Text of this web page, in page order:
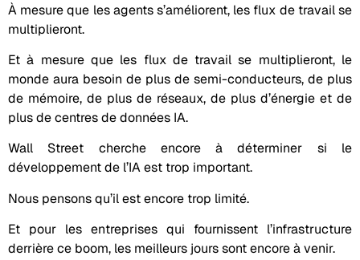
À mesure que les agents s’améliorent, les flux de travail se
multiplieront.
Et à mesure que les flux de travail se multiplieront, le
monde aura besoin de plus de semi-conducteurs, de plus
de mémoire, de plus de réseaux, de plus d’énergie et de
plus de centres de données IA.
Wall Street cherche encore à déterminer si le
développement de l’IA est trop important.
Nous pensons qu’il est encore trop limité.
Et pour les entreprises qui fournissent l’infrastructure
derrière ce boom, les meilleurs jours sont encore à venir.